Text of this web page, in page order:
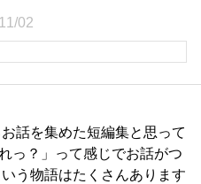
02
を集めた短編集と思って
っ？」って感じでお話がつ
う物語はたくさんあります